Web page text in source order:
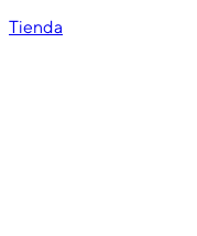
Tienda